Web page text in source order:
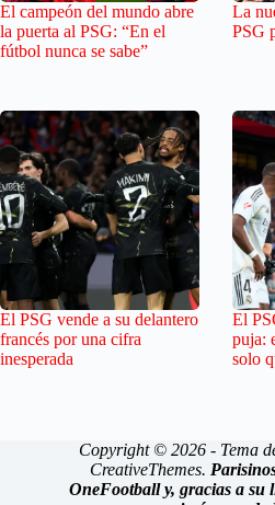
El campeón del mundo abre
la puerta al PSG: “En el
fútbol nunca se sabe”
La
PSG
El PSG vende a su delantero
francés por una cifra
inesperada
El
puja:
solo
Copyright © 2026 - Tema
CreativeThemes.
OneFootball y, gracias a su